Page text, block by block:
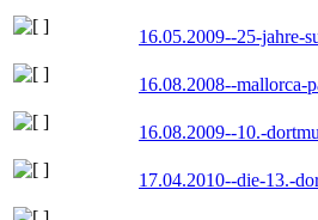
16.05.2009--25-jahre-
16.08.2008--mallorca-
16.08.2009--10.-
17.04.2010--die-13.-